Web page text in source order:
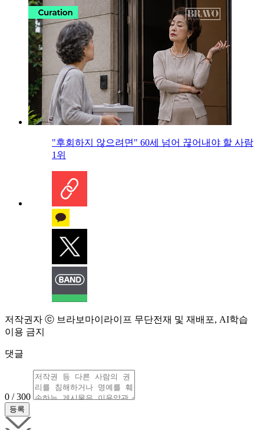
"후회하지 않으려면" 60세 넘어 끊어내야 할 사람
1위
저작권자 ⓒ 브라보마이라이프 무단전재 및 재배포, AI학습
이용 금지
댓글
0 / 300